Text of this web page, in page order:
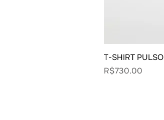
T-SHIRT PULSO
Price
R$730.00